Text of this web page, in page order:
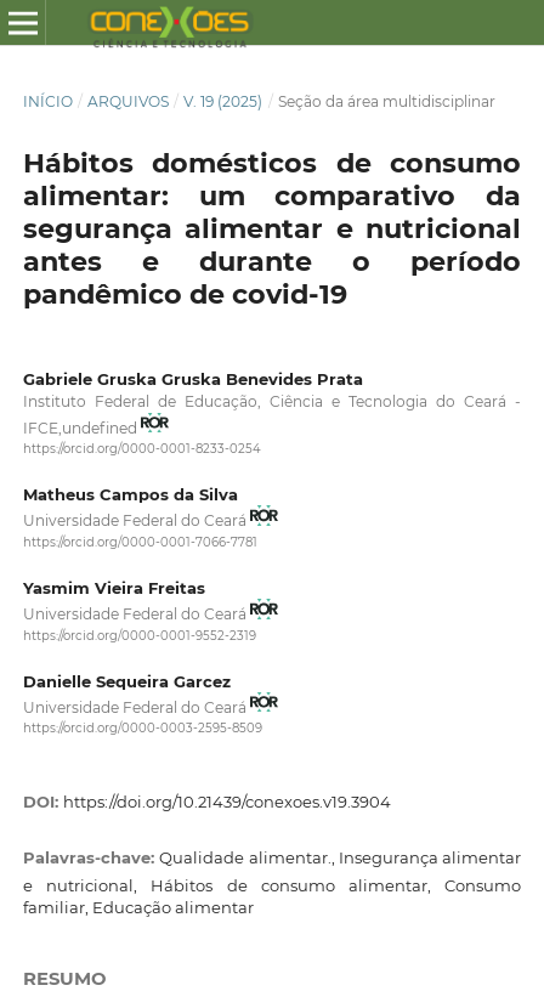
INÍCIO / ARQUIVOS / V. 19 (2025) / Seção da área multidisciplinar
Hábitos domésticos de consumo
alimentar: um comparativo da
segurança alimentar e nutricional
antes e durante o período
pandêmico de covid-19
Gabriele Gruska Gruska Benevides Prata
Instituto Federal de Educação, Ciência e Tecnologia do Ceará -
IFCE,undefined
https://orcid.org/0000-0001-8233-0254
Matheus Campos da Silva
Universidade Federal do Ceará
https://orcid.org/0000-0001-7066-7781
Yasmim Vieira Freitas
Universidade Federal do Ceará
https://orcid.org/0000-0001-9552-2319
Danielle Sequeira Garcez
Universidade Federal do Ceará
https://orcid.org/0000-0003-2595-8509
DOI: https://doi.org/10.21439/conexoes.v19.3904
Palavras-chave:Qualidade alimentar., Insegurança alimentar
e nutricional, Hábitos de consumo alimentar, Consumo
familiar, Educação alimentar
RESUMO